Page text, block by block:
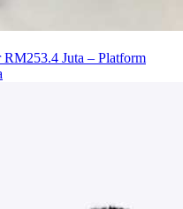
Juta – Platform